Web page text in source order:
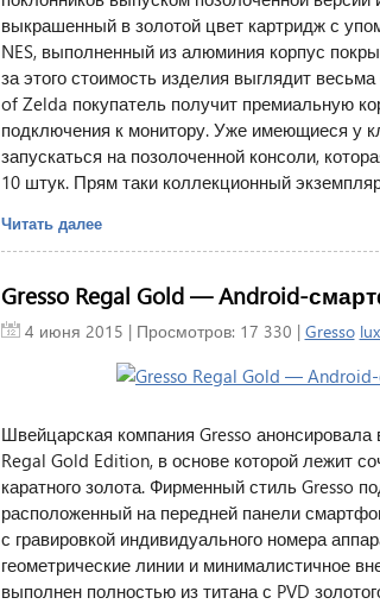
выкрашенный в золотой цвет картридж с
NES, выполненный из алюминия корпус
за этого стоимость изделия выглядит
of Zelda покупатель получит премиальную
подключения к монитору. Уже имеющиеся у
запускаться на позолоченной консоли,
10 штук. Прям таки коллекционный
Читать далее
Gresso Regal Gold — Android-
4 июня 2015 | Просмотров: 17 330 | Gresso
Швейцарская компания Gresso
Regal Gold Edition, в основе которой лежит
каратного золота. Фирменный стиль Gresso
расположенный на передней панели
с гравировкой индивидуального номера
геометрические линии и минималистичное
выполнен полностью из титана с PVD